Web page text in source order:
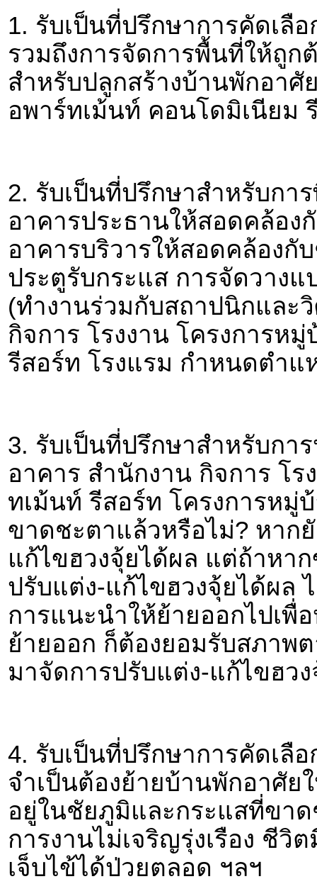
1. รับเป็นที่ปรึกษาการคัดเลื
รวมถึงการจัดการพื้นที่ให้ถูก
สำหรับปลูกสร้างบ้านพักอาศั
อพาร์ทเม้นท์ คอนโดมิเนียม
2. รับเป็นที่ปรึกษาสำหรับก
อาคารประธานให้สอดคล้อง
อาคารบริวารให้สอดคล้อง
ประตูรับกระแส การจัดวาง
(ทำงานร่วมกับสถาปนิกและ
กิจการ โรงงาน โครงการห
รีสอร์ท โรงแรม กำหนดตำแ
3. รับเป็นที่ปรึกษาสำหรับกา
อาคาร สำนักงาน กิจการ โ
ทเม้นท์ รีสอร์ท โครงการห
ขาดชะตาแล้วหรือไม่? หาก
แก้ไขฮวงจุ้ยได้ผล แต่ถ้าหา
ปรับแต่ง-แก้ไขฮวงจุ้ยได้ผล
การแนะนำให้ย้ายออกไปเพื่
ย้ายออก ก็ต้องยอมรับสภาพ
มาจัดการปรับแต่ง-แก้ไขฮว
4. รับเป็นที่ปรึกษาการคัดเลื
จำเป็นต้องย้ายบ้านพักอาศัย
อยู่ในชัยภูมิและกระแสที่ขา
การงานไม่เจริญรุ่งเรือง ชีวิ
เจ็บไข้ได้ป่วยตลอด ฯลฯ